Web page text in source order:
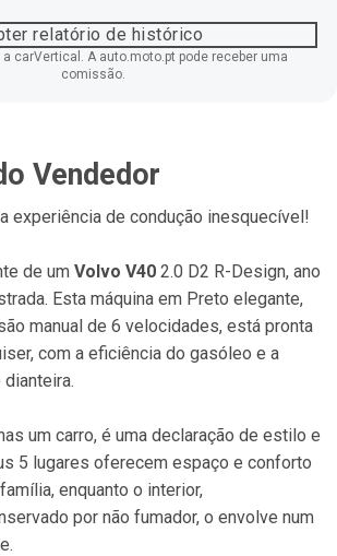
relatório de histórico
a carVertical. A auto.moto.pt pode receber uma
comissão.
Vendedor
experiência de condução inesquecível!
de um Volvo V40 2.0 D2 R-Design, ano
Esta máquina em Preto elegante,
manual de 6 velocidades, está pronta
com a eficiência do gasóleo e a
dianteira.
um carro, é uma declaração de estilo e
5 lugares oferecem espaço e conforto
enquanto o interior,
por não fumador, o envolve num